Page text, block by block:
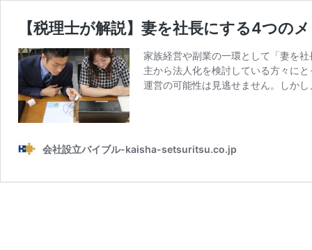
【税理士が解説】妻を社長にする4つの
家族経営や副業の一環として「妻を
主から法人化を検討している方々に
運営の可能性は見逃せません。しか
会社設立バイブル-kaisha-setsuritsu.co.jp